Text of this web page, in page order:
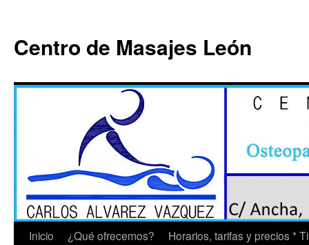
contenido
Centro de Masajes León
Inicio ¿Qué ofrecemos? Horarios, tarifas y precios *